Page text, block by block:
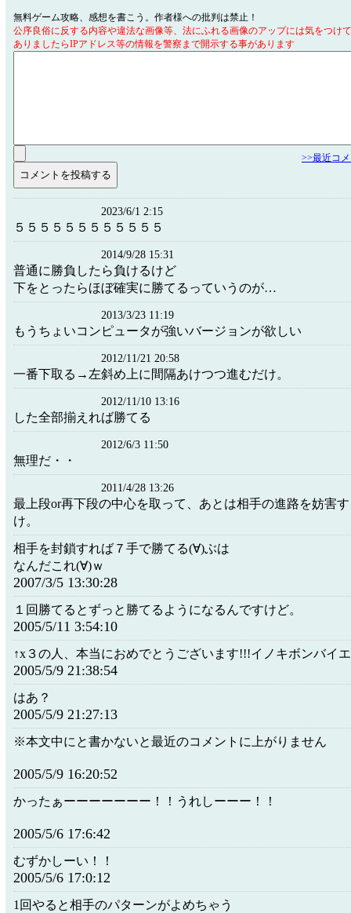
無料ゲーム攻略、感想を書こう。作者様への批判は禁止！
公序良俗に反する内容や違法な画像等、法にふれる画像のアップには気をつけ
ありましたらIPアドレス等の情報を警察まで開示する事があります
>>最近コ
2023/6/1 2:15
５５５５５５５５５５５５
2014/9/28 15:31
普通に勝負したら負けるけど
下をとったらほぼ確実に勝てるっていうのが…
2013/3/23 11:19
もうちょいコンピュータが強いバージョンが欲しい
2012/11/21 20:58
一番下取る→左斜め上に間隔あけつつ進むだけ。
2012/11/10 13:16
した全部揃えれば勝てる
2012/6/3 11:50
無理だ・・
2011/4/28 13:26
最上段or再下段の中心を取って、あとは相手の進路を妨害
け。
相手を封鎖すれば７手で勝てる(∀)ぶは
なんだこれ(∀)ｗ
2007/3/5 13:30:28
１回勝てるとずっと勝てるようになるんですけど。
2005/5/11 3:54:10
↑x３の人、本当におめでとうございます!!!イノキボンバイ
2005/5/9 21:38:54
はあ？
2005/5/9 21:27:13
※本文中にと書かないと最近のコメントに上がりません
2005/5/9 16:20:52
かったぁーーーーーーー！！うれしーーー！！
2005/5/6 17:6:42
むずかしーい！！
2005/5/6 17:0:12
1回やると相手のパターンがよめちゃう